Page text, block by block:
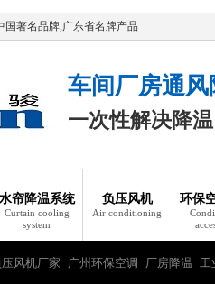
著名品牌,广东省名牌产品
车间厂房通
一次性解决降
水帘降温系统
Curtain cooling
system
负压风机
Air conditioning
环保
风机厂家 广州环保空调 厂房降温 工